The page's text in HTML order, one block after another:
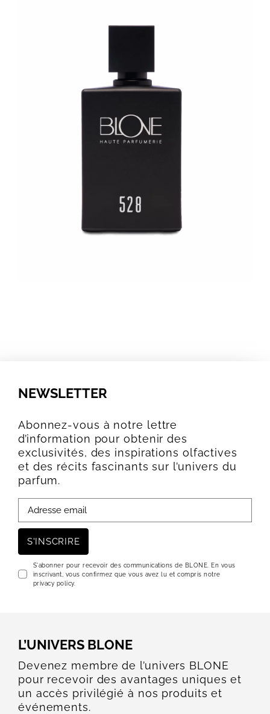
NEWSLETTER
Abonnez-vous à notre lettre
d’information pour obtenir des
exclusivités, des inspirations olfactives
et des récits fascinants sur l’univers du
parfum.
S'INSCRIRE
S'abonner pour recevoir des communications de BLONE. En vous
inscrivant, vous confirmez que vous avez lu et compris notre
privacy policy.
L’UNIVERS BLONE
Devenez membre de l’univers BLONE
pour recevoir des avantages uniques et
un accès privilégié à nos produits et
événements.